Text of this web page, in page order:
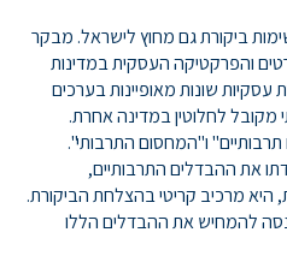
ביקורת גם מחוץ לישראל. מבקר
והפרקטיקה העסקית במדינות
עסקיות שונות מאופיינות בערכים
לחלוטין במדינה אחרת.
ו"המחסום התרבותי".
את ההבדלים התרבותיים,
היא מרכיב קריטי בהצלחת הביקורת.
אנסה להמחיש את ההבדלים הללו